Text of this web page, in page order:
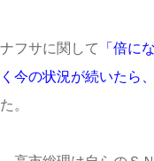
フサに関して 「倍に
今の状況が続いたら
。